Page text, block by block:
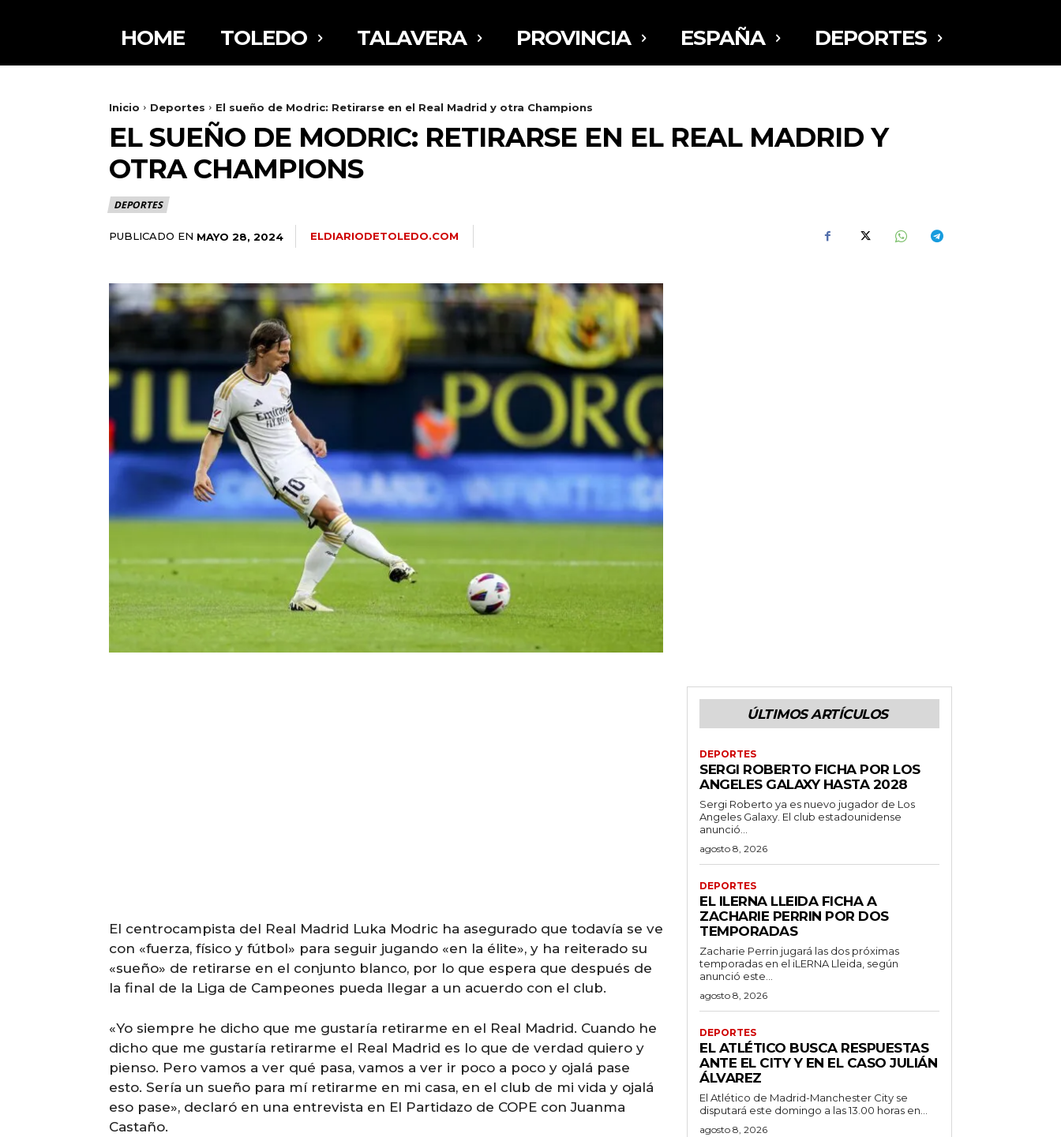
HOME TOLEDO TALAVERA PROVINCIA ESPAÑA DEPORTES
Inicio Deportes El sueño de Modric: Retirarse en el Real Madrid y otra Champions
EL SUEÑO DE MODRIC: RETIRARSE EN EL REAL MADRID Y
OTRA CHAMPIONS
DEPORTES
PUBLICADO EN MAYO 28, 2024 ELDIARIODETOLEDO.COM
El centrocampista del Real Madrid Luka Modric ha asegurado que todavía se ve
con «fuerza, físico y fútbol» para seguir jugando «en la élite», y ha reiterado su
«sueño» de retirarse en el conjunto blanco, por lo que espera que después de
la final de la Liga de Campeones pueda llegar a un acuerdo con el club.
«Yo siempre he dicho que me gustaría retirarme en el Real Madrid. Cuando he
dicho que me gustaría retirarme el Real Madrid es lo que de verdad quiero y
pienso. Pero vamos a ver qué pasa, vamos a ver ir poco a poco y ojalá pase
esto. Sería un sueño para mí retirarme en mi casa, en el club de mi vida y ojalá
eso pase», declaró en una entrevista en El Partidazo de COPE con Juanma
Castaño.
ÚLTIMOS ARTÍCULOS
DEPORTES
SERGI ROBERTO FICHA POR LOS
ANGELES GALAXY HASTA 2028
Sergi Roberto ya es nuevo jugador de Los
Angeles Galaxy. El club estadounidense
anunció...
agosto 8, 2026
DEPORTES
EL ILERNA LLEIDA FICHA A
ZACHARIE PERRIN POR DOS
TEMPORADAS
Zacharie Perrin jugará las dos próximas
temporadas en el iLERNA Lleida, según
anunció este...
agosto 8, 2026
DEPORTES
EL ATLÉTICO BUSCA RESPUESTAS
ANTE EL CITY Y EN EL CASO JULIÁN
ÁLVAREZ
El Atlético de Madrid-Manchester City se
disputará este domingo a las 13.00 horas en...
agosto 8, 2026